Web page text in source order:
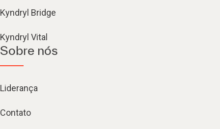
Kyndryl Bridge
Kyndryl Vital
Sobre nós
Liderança
Contato